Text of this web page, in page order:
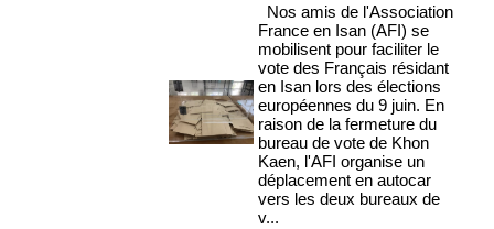
Nos amis de l'Association
France en Isan (AFI) se
mobilisent pour faciliter le
vote des Français résidant
en Isan lors des élections
européennes du 9 juin. En
raison de la fermeture du
bureau de vote de Khon
Kaen, l'AFI organise un
déplacement en autocar
vers les deux bureaux de
v...